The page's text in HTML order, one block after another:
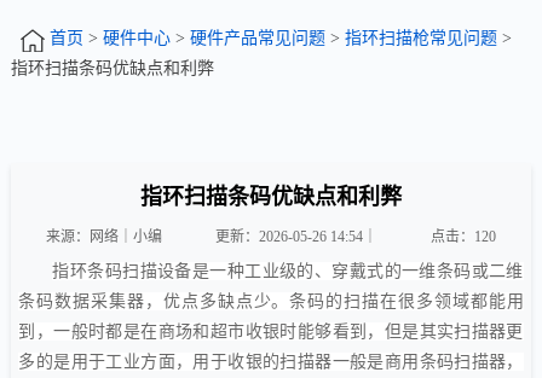
首页 > 硬件中心> 硬件产品常见问题> 指环扫描枪常见问题>
指环扫描条码优缺点和利弊
指环扫描条码优缺点和利弊
来源：网络｜小编 更新：2026-05-26 14:54｜ 点击： 120
指环条码扫描设备是一种工业级的、穿戴式的一维条码或二维
条码数据采集器，优点多缺点少。条码的扫描在很多领域都能用
到，一般时都是在商场和超市收银时能够看到，但是其实扫描器更
多的是用于工业方面，用于收银的扫描器一般是商用条码扫描器，